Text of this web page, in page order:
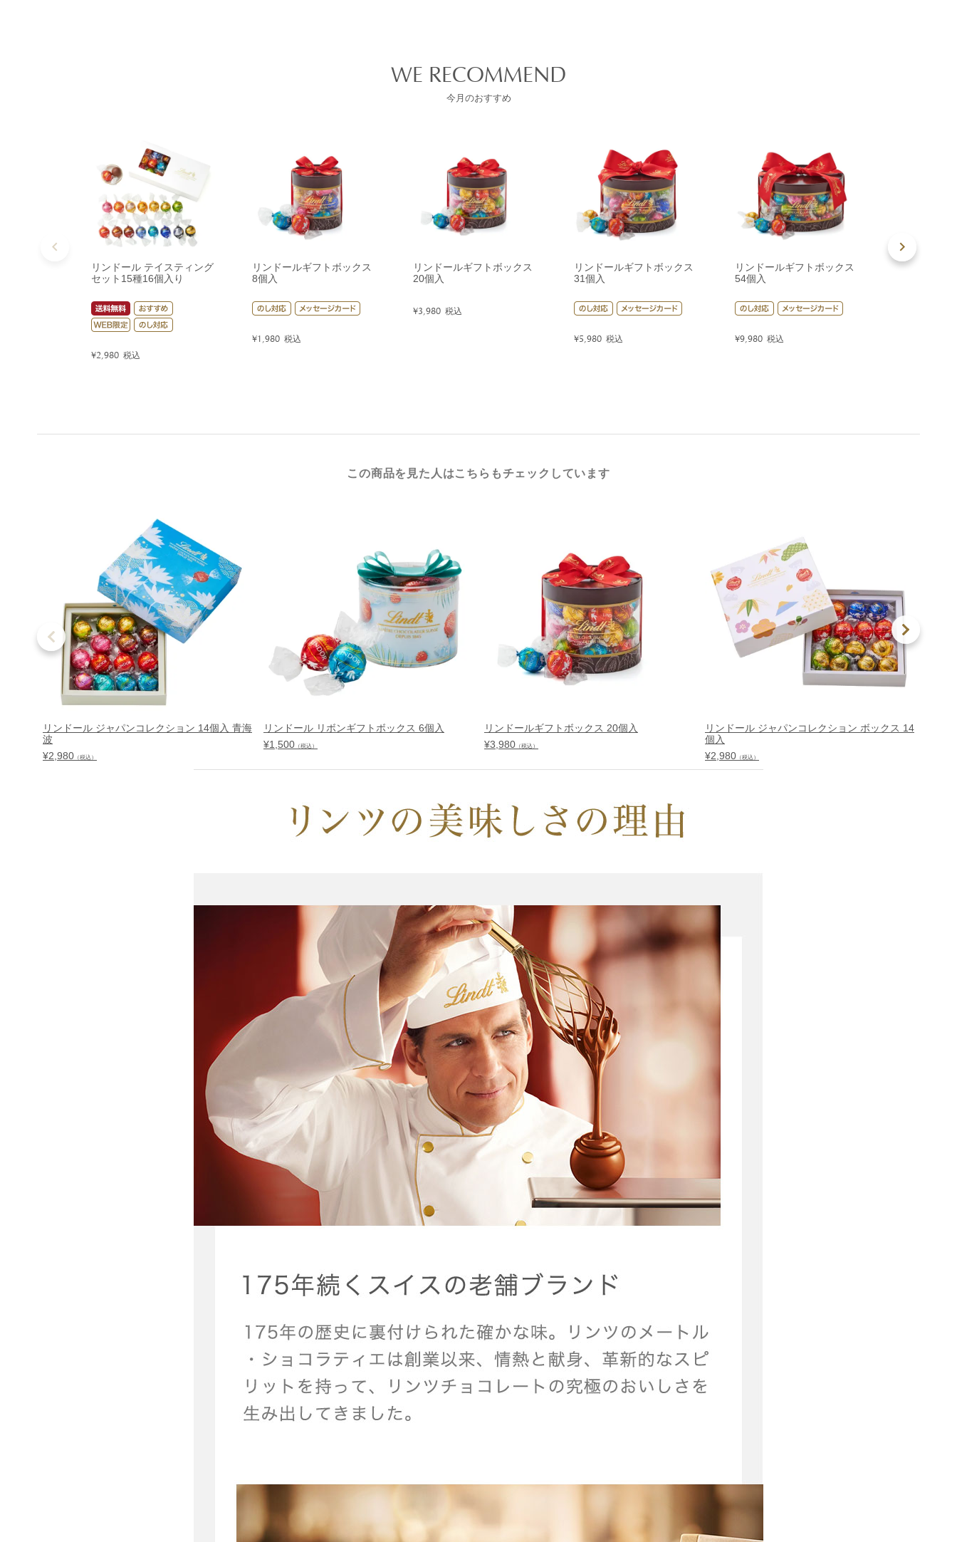
WE RECOMMEND
今月のおすすめ
リンドール テイスティング
セット15種16個入り
¥2,980 税込
リンドールギフトボックス
8個入
¥1,980 税込
リンドールギフトボックス
20個入
¥3,980 税込
リンドールギフトボックス
31個入
¥5,980 税込
リンドールギフトボックス
54個入
¥9,980 税込
リンドール
この商品を見た人はこちらもチェックしています
リンドール ジャパンコレクション 14個入 青海
波
¥2,980 （税込）
リンドール リボンギフトボックス 6個入
¥1,500 （税込）
リンドールギフトボックス 20個入
¥3,980 （税込）
リンドール ジャパンコレクション ボックス 14
個入
¥2,980 （税込）